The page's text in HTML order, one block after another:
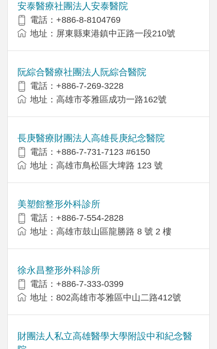
安泰醫療社團法人安泰醫院
電話：+886-8-8104769
地址：屏東縣東港鎮中正路一段210號
阮綜合醫療社團法人阮綜合醫院
電話：+886-7-269-3228
地址：高雄市苓雅區成功一路162號
長庚醫療財團法人高雄長庚紀念醫院
電話：+886-7-731-7123 #6150
地址：高雄市鳥松區大埤路 123 號
美塑館整形外科診所
電話：+886-7-554-2828
地址：高雄市鼓山區龍勝路 8 號 2 樓
徐永昌整形外科診所
電話：+886-7-333-0399
地址：802高雄市苓雅區中山二路412號
財團法人私立高雄醫學大學附設中和紀念醫